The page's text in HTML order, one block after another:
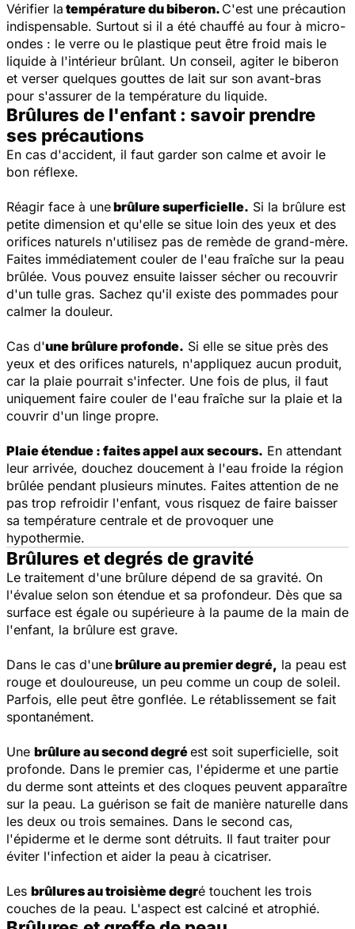
Vérifier la température du biberon. C'est une précaution
indispensable. Surtout si il a été chauffé au four à micro-
ondes : le verre ou le plastique peut être froid mais le
liquide à l'intérieur brûlant. Un conseil, agiter le biberon
et verser quelques gouttes de lait sur son avant-bras
pour s'assurer de la température du liquide.
Brûlures de l'enfant : savoir prendre
ses précautions
En cas d'accident, il faut garder son calme et avoir le
bon réflexe.
Réagir face à unebrûlure superficielle. Si la brûlure est
petite dimension et qu'elle se situe loin des yeux et des
orifices naturels n'utilisez pas de remède de grand-mère.
Faites immédiatement couler de l'eau fraîche sur la peau
brûlée. Vous pouvez ensuite laisser sécher ou recouvrir
d'un tulle gras. Sachez qu'il existe des pommades pour
calmer la douleur.
Cas d'une brûlure profonde. Si elle se situe près des
yeux et des orifices naturels, n'appliquez aucun produit,
car la plaie pourrait s'infecter. Une fois de plus, il faut
uniquement faire couler de l'eau fraîche sur la plaie et la
couvrir d'un linge propre.
Plaie étendue : faites appel aux secours. En attendant
leur arrivée, douchez doucement à l'eau froide la région
brûlée pendant plusieurs minutes. Faites attention de ne
pas trop refroidir l'enfant, vous risquez de faire baisser
sa température centrale et de provoquer une
hypothermie.
Brûlures et degrés de gravité
Le traitement d'une brûlure dépend de sa gravité. On
l'évalue selon son étendue et sa profondeur. Dès que sa
surface est égale ou supérieure à la paume de la main de
l'enfant, la brûlure est grave.
Dans le cas d'unebrûlure au premier degré, la peau est
rouge et douloureuse, un peu comme un coup de soleil.
Parfois, elle peut être gonflée. Le rétablissement se fait
spontanément.
Une brûlure au second degréest soit superficielle, soit
profonde. Dans le premier cas, l'épiderme et une partie
du derme sont atteints et des cloques peuvent apparaître
sur la peau. La guérison se fait de manière naturelle dans
les deux ou trois semaines. Dans le second cas,
l'épiderme et le derme sont détruits. Il faut traiter pour
éviter l'infection et aider la peau à cicatriser.
Les brûlures au troisième degré touchent les trois
couches de la peau. L'aspect est calciné et atrophié.